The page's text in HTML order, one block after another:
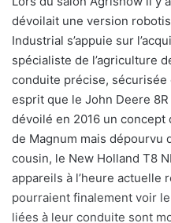
dévoilait une version
Industrial s’appuie sur
spécialiste de l’agriculture
conduite précise, sécurisée
esprit que le John Deere
dévoilé en 2016 un
de Magnum mais dépourvu
cousin, le New Holland T8
appareils à l’heure actuelle
pourraient finalement voir
liées à leur conduite sont